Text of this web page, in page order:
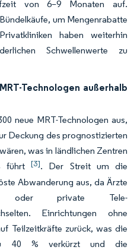
von 6–9 Monaten auf.
um Mengenrabatte
haben weiterhin
Schwellenwerte zu
Technologen außerhalb
neue MRT-Technologen aus,
Deckung des prognostizierten
was in ländlichen Zentren
führt[3]. Der Streit um die
Abwanderung aus, da Ärzte
oder private Tele-
Einrichtungen ohne
Teilzeitkräfte zurück, was die
40 % verkürzt und die